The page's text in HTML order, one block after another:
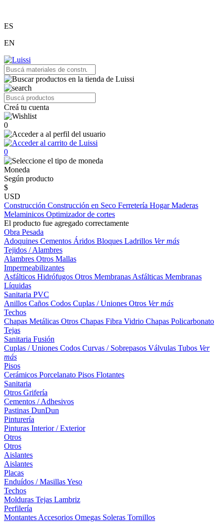
ES
EN
Creá tu cuenta
0
0
Moneda
Según producto
$
USD
Construcción Construcción en Seco Ferretería HogarMaderas
Melaminicos Optimizador de cortes
El producto fue agregado correctamente
Obra Pesada
Adoquines Cementos Áridos Bloques Ladrillos Ver más
Tejidos / Alambres
Alambres Otros Mallas
Impermeabilizantes
Asfálticos Hidrófugos Otros Membranas Asfálticas Membranas
Líquidas
Sanitaria PVC
Anillos Caños Codos Cuplas / Uniones Otros Ver más
Techos
Chapas Metálicas Otros Chapas Fibra Vidrio Chapas Policarbonato
Tejas
Sanitaria Fusión
Cuplas / Uniones Codos Curvas / Sobrepasos Válvulas Tubos Ver
más
Pisos
Cerámicos Porcelanato Pisos Flotantes
Sanitaria
Otros Grifería
Cementos / Adhesivos
Pastinas DunDun
Pinturería
Pinturas Interior / Exterior
Otros
Otros
Aislantes
Aislantes
Placas
Enduídos / MasillasYeso
Techos
Molduras Tejas Lambriz
Perfilería
Montantes Accesorios Omegas Soleras Tornillos